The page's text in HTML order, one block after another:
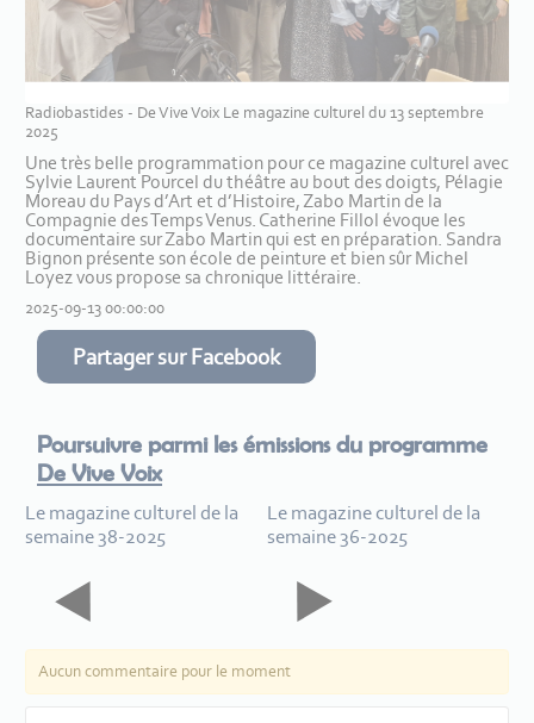
Radiobastides - De Vive Voix Le magazine culturel du 13 septembre
2025
Une très belle programmation pour ce magazine culturel avec
Sylvie Laurent Pourcel du théâtre au bout des doigts, Pélagie
Moreau du Pays d’Art et d’Histoire, Zabo Martin de la
Compagnie des Temps Venus. Catherine Fillol évoque les
documentaire sur Zabo Martin qui est en préparation. Sandra
Bignon présente son école de peinture et bien sûr Michel
Loyez vous propose sa chronique littéraire.
2025-09-13 00:00:00
Partager sur Facebook
Poursuivre parmi les émissions du programme
De Vive Voix
Le magazine culturel de la
semaine 38-2025
Le magazine culturel de la
semaine 36-2025
Aucun commentaire pour le moment